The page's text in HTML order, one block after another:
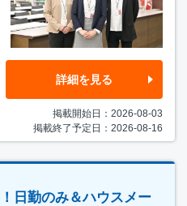
詳細を見る
掲載開始日：2026-08-03
掲載終了予定日：2026-08-16
日勤のみ＆ハウスメー